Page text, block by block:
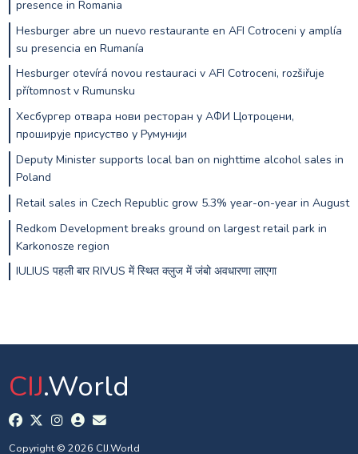
presence in Romania
Hesburger abre un nuevo restaurante en AFI Cotroceni y amplía
su presencia en Rumanía
Hesburger otevírá novou restauraci v AFI Cotroceni, rozšiřuje
přítomnost v Rumunsku
Хесбургер отвара нови ресторан у АФИ Цотроцени,
проширује присуство у Румунији
Deputy Minister supports local ban on nighttime alcohol sales in
Poland
Retail sales in Czech Republic grow 5.3% year-on-year in August
Redkom Development breaks ground on largest retail park in
Karkonosze region
IULIUS पहली बार RIVUS में स्थित क्लुज में जंबो अवधारणा लाएगा
CIJ.World
Copyright © 2026 CIJ.World